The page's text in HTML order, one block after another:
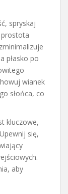
spryskaj
prostota
płasko po
wianek
słońca, co
kluczowe,
się,
aby